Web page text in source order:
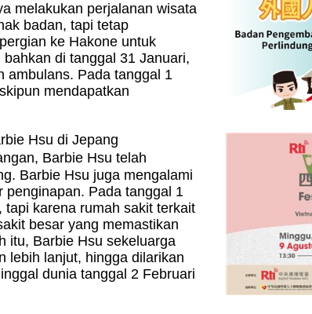
melakukan perjalanan wisata
badan, tapi tetap
ke Hakone untuk
di tanggal 31 Januari,
ambulans. Pada tanggal 1
mendapatkan
Hsu di Jepang
Barbie Hsu telah
Barbie Hsu juga mengalami
penginapan. Pada tanggal 1
karena rumah sakit terkait
besar yang memastikan
itu, Barbie Hsu sekeluarga
lebih lanjut, hingga dilarikan
dunia tanggal 2 Februari